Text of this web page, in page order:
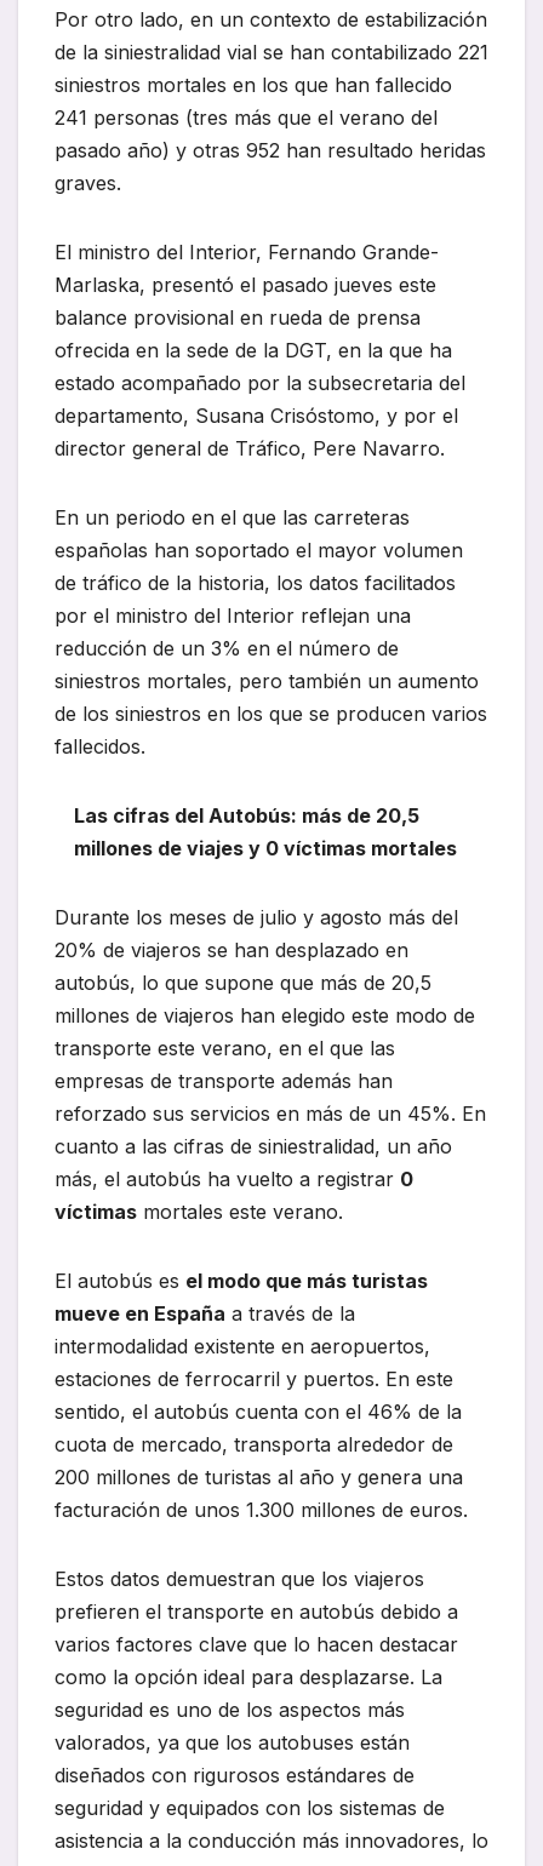
Por otro lado, en un contexto de estabilización
de la siniestralidad vial se han contabilizado 221
siniestros mortales en los que han fallecido
241 personas (tres más que el verano del
pasado año) y otras 952 han resultado heridas
graves.
El ministro del Interior, Fernando Grande-
Marlaska, presentó el pasado jueves este
balance provisional en rueda de prensa
ofrecida en la sede de la DGT, en la que ha
estado acompañado por la subsecretaria del
departamento, Susana Crisóstomo, y por el
director general de Tráfico, Pere Navarro.
En un periodo en el que las carreteras
españolas han soportado el mayor volumen
de tráfico de la historia, los datos facilitados
por el ministro del Interior reflejan una
reducción de un 3% en el número de
siniestros mortales, pero también un aumento
de los siniestros en los que se producen varios
fallecidos.
Las cifras del Autobús: más de 20,5
millones de viajes y 0 víctimas mortales
Durante los meses de julio y agosto más del
20% de viajeros se han desplazado en
autobús, lo que supone que más de 20,5
millones de viajeros han elegido este modo de
transporte este verano, en el que las
empresas de transporte además han
reforzado sus servicios en más de un 45%. En
cuanto a las cifras de siniestralidad, un año
más, el autobús ha vuelto a registrar 0
víctimas mortales este verano.
El autobús es el modo que más turistas
mueve en España a través de la
intermodalidad existente en aeropuertos,
estaciones de ferrocarril y puertos. En este
sentido, el autobús cuenta con el 46% de la
cuota de mercado, transporta alrededor de
200 millones de turistas al año y genera una
facturación de unos 1.300 millones de euros.
Estos datos demuestran que los viajeros
prefieren el transporte en autobús debido a
varios factores clave que lo hacen destacar
como la opción ideal para desplazarse. La
seguridad es uno de los aspectos más
valorados, ya que los autobuses están
diseñados con rigurosos estándares de
seguridad y equipados con los sistemas de
asistencia a la conducción más innovadores, lo